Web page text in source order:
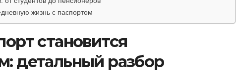
жизнь с паспортом
становится
детальный разбор